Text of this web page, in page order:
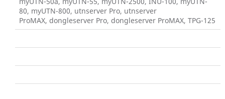
80, myUTN-800, utnserver Pro, utnserver
ProMAX, dongleserver Pro, dongleserver ProMAX, TPG-125